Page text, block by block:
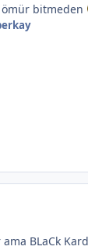
bitmeden
BLaCk